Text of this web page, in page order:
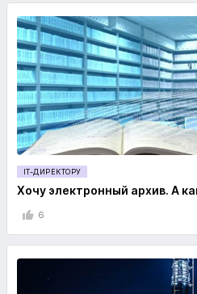
IT-ДИРЕКТОРУ
Хочу электронный архив. А
6